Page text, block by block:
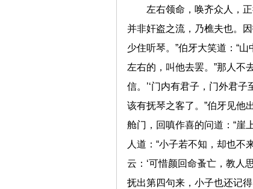
左右领命，唤齐众人，
并非奸盗之流，乃樵夫也。
少住听琴。”伯牙大笑道：“
左右的，叫他去罢。”那人不
信。’‘门内有君子，门外君
该有抚琴之客了。”伯牙见他
舱门，回嗔作喜的问道：“崖
人道：“小子若不知，却也不
云：‘可惜颜回命蚤亡，教
抚出第四句来，小子也还记